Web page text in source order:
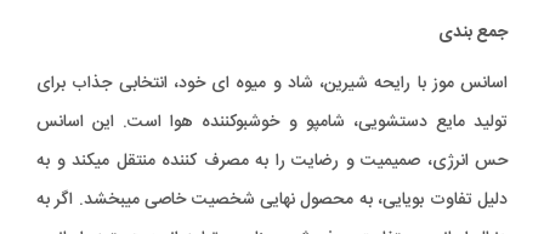
جمع بندی
اسانس موز با رایحه شیرین، شاد و میوه ای خود، انتخابی جذاب برای
تولید مایع دستشویی، شامپو و خوشبوکننده هوا است. این اسانس
حس انرژی، صمیمیت و رضایت را به مصرف کننده منتقل میکند و به
دلیل تفاوت بویایی، به محصول نهایی شخصیت خاصی میبخشد. اگر به